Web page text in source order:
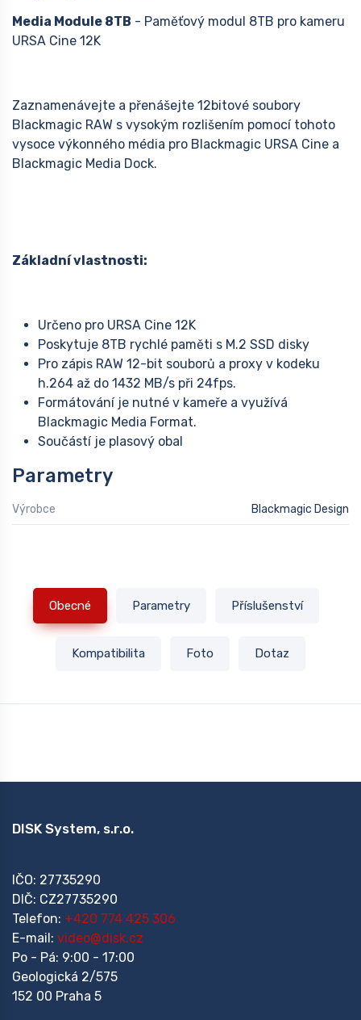
Media Module 8TB - Paměťový modul 8TB pro kameru
URSA Cine 12K
Zaznamenávejte a přenášejte 12bitové soubory
Blackmagic RAW s vysokým rozlišením pomocí tohoto
vysoce výkonného média pro Blackmagic URSA Cine a
Blackmagic Media Dock.
Základní vlastnosti:
Určeno pro URSA Cine 12K
Poskytuje 8TB rychlé paměti s M.2 SSD disky
Pro zápis RAW 12-bit souborů a proxy v kodeku
h.264 až do 1432 MB/s při 24fps.
Formátování je nutné v kameře a využívá
Blackmagic Media Format.
Součástí je plasový obal
Parametry
Výrobce Blackmagic Design
Obecné Parametry Příslušenství
Kompatibilita Foto Dotaz
DISK System, s.r.o.
IČO: 27735290
DIČ: CZ27735290
Telefon: +420 774 425 306
E-mail: video@disk.cz
Po - Pá: 9:00 - 17:00
Geologická 2/575
152 00 Praha 5